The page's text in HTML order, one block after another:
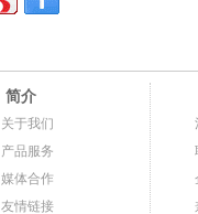
简介
关于我们
产品服务
媒体合作
友情链接